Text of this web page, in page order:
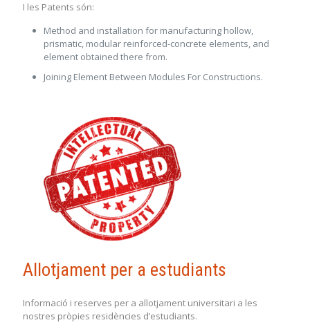
I les Patents són:
Method and installation for manufacturing hollow,
prismatic, modular reinforced-concrete elements, and
element obtained there from.
Joining Element Between Modules For Constructions.
Allotjament per a estudiants
Informació i reserves per a allotjament universitari a les
nostres pròpies residències d’estudiants.